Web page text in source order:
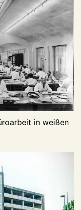
in weißen